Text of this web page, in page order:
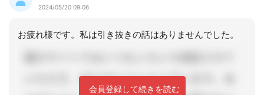
2024/05/20 09:06
お疲れ様です。私は引き抜きの話はありませんでした。
会員登録して続きを読む